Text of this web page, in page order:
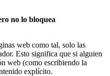
no lo bloquea
web como tal, solo las
Esto significa que si alguien
web (como escribiendo la
explícito.